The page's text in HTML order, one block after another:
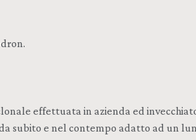
effettuata in azienda ed
subito e nel contempo adatto ad un